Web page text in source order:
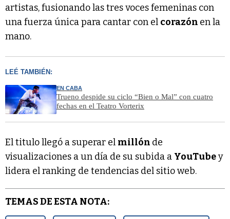
artistas, fusionando las tres voces femeninas con
una fuerza única para cantar con el corazón en la
mano.
LEÉ TAMBIÉN:
EN CABA
Trueno despide su ciclo “Bien o Mal” con cuatro
fechas en el Teatro Vorterix
El titulo llegó a superar el millón de
visualizaciones a un día de su subida a YouTubey
lidera el ranking de tendencias del sitio web.
TEMAS DE ESTA NOTA: